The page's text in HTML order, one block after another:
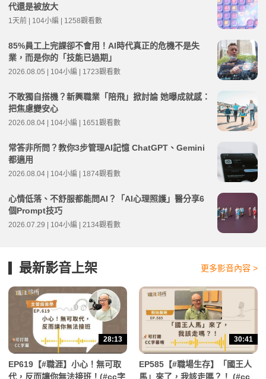
代還是被放大
1天前 | 104小編 | 1258觀看數
85%員工上完課卻不會用！AI時代真正的危機不是失
業，而是你的「技能已過期」
2026.08.05 | 104小編 | 1723觀看數
不敢獨自搭機？新興職業「陪飛」掀討論 她曝成就感：
把焦慮變安心
2026.08.04 | 104小編 | 1651觀看數
常答非所問？教你3步管理AI記憶 ChatGPT、Gemini
都適用
2026.08.04 | 104小編 | 1874觀看數
心情低落、不舒服都能問AI？「AI心理照護」醫分享6
個Prompt技巧
2026.07.29 | 104小編 | 2134觀看數
最新影音上架 更多影音內容 >
28:13
EP619【#職涯】小心！無可取
代，反而讓你無法接班！(#cc字
30:41
EP585【#職場生存】「國王人
馬」來了，我該走嗎？！ (#cc